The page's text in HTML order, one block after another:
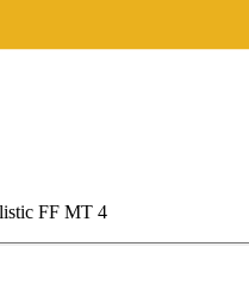
FF MT 4